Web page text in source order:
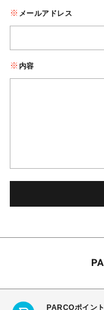
メールアドレス
内容
PARCOポイント